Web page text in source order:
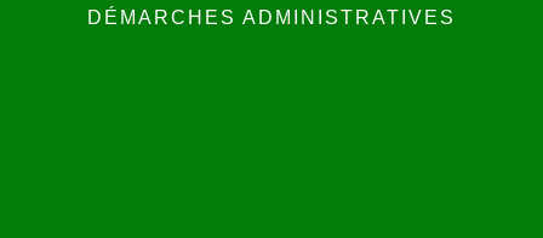
DÉMARCHES ADMINISTRATIVES